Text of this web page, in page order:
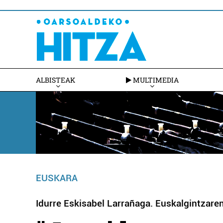
ALBISTEAK MULTIMEDIA
EUSKARA
Idurre Eskisabel Larrañaga.